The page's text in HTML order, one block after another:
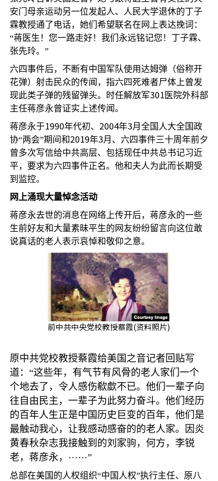
安门母亲运动另一位发起人、人民大学退休的丁子
霖教授通了电话，她们希望联名在网上表达挽词：
“蒋医生！您一路走好！我们永远铭记您！丁子霖、
张先玲。”
六四事件后，不断有中国军队使用达姆弹（俗称开
花弹）射击民众的传闻，指六四死难者尸体上曾发
现此类子弹的残留弹头。时任解放军301 医院外科部
主任蒋彦永曾证实上述传闻。
蒋彦永于1990年代初、 2004年3月全国人大全国政
协“两会”期间和 2019年3月、六四事件三十周年前夕
曾多次写信给中共高层、包括现任中共总书记习近
平，要求为六四事件正名。他和夫人为此而长期受
到监控。
网上涌现大量悼念活动
蒋彦永去世的消息在网络上传开后，蒋彦永的一些
生前好友和大量素昧平生的网友纷纷留言向这位敢
说真话的老人表示哀悼和敬仰之意。
前中共中央党校教授蔡霞(资料照片)
原中共党校教授蔡霞给美国之音记者回贴写
道：“这些年，有气节有风骨的老人家们一个
个地去了，令人感伤欷歔不已。他们一辈子向
往自由民主，一辈子为此努力奋斗。他们经历
的百年人生正是中国历史巨变的百年，他们是
最触动我心，让我感动感奋的的老人家。因炎
黄春秋杂志我接触到的刘家驹，何方，李锐
老，蒋彦永， ⋯⋯”
总部在美国的人权组织“中国人权”执行主任、原八